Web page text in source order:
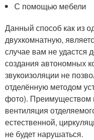
С помощью мебели
Данный способ как из
двухкомнатную,
случае вам не удастся
создания автономных
звукоизоляции не
отделённую методом
фото). Преимуществом
вентиляция
естественной,
не будет нарушаться.